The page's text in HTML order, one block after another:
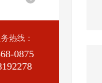
热线：
0875